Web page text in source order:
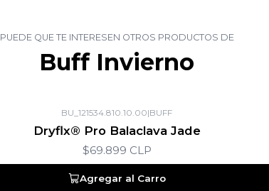
PUEDE QUE TE INTERESEN OTROS PRODUCTOS DE
Buff Invierno
BU_121534.810.10.00|BUFF
Dryflx® Pro Balaclava Jade
$69.899 CLP
Agregar al Carro